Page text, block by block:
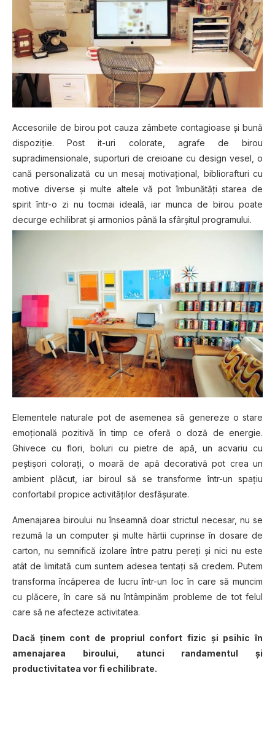
Accesoriile de birou pot cauza zâmbete contagioase şi bună
dispoziţie. Post it-uri colorate, agrafe de birou
supradimensionale, suporturi de creioane cu design vesel, o
cană personalizată cu un mesaj motivaţional, bibliorafturi cu
motive diverse şi multe altele vă pot îmbunătăţi starea de
spirit într-o zi nu tocmai ideală, iar munca de birou poate
decurge echilibrat şi armonios până la sfârşitul programului.
Elementele naturale pot de asemenea să genereze o stare
emoţională pozitivă în timp ce oferă o doză de energie.
Ghivece cu flori, boluri cu pietre de apă, un acvariu cu
peştişori coloraţi, o moară de apă decorativă pot crea un
ambient plăcut, iar biroul să se transforme într-un spaţiu
confortabil propice activităţilor desfăşurate.
Amenajarea biroului nu înseamnă doar strictul necesar, nu se
rezumă la un computer şi multe hârtii cuprinse în dosare de
carton, nu semnifică izolare între patru pereţi şi nici nu este
atât de limitată cum suntem adesea tentaţi să credem. Putem
transforma încăperea de lucru într-un loc în care să muncim
cu plăcere, în care să nu întâmpinăm probleme de tot felul
care să ne afecteze activitatea.
Dacă ţinem cont de propriul confort fizic şi psihic în
amenajarea biroului, atunci randamentul şi
productivitatea vor fi echilibrate.